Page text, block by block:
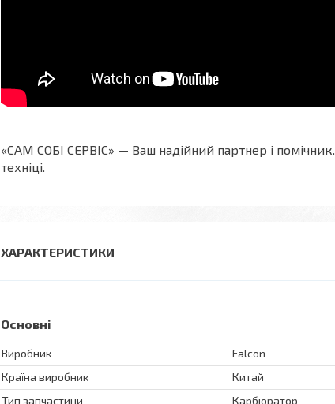
«САМ СОБІ СЕРВІС» — Ваш надійний партнер і помічник.
техніці.
ХАРАКТЕРИСТИКИ
Основні
Виробник
Falcon
Країна виробник
Китай
Тип запчастини
Карбюратор